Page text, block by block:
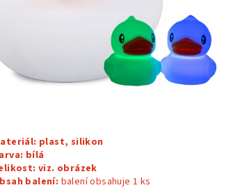
plast, silikon
bílá
viz. obrázek
balení: balení obsahuje 1 ks